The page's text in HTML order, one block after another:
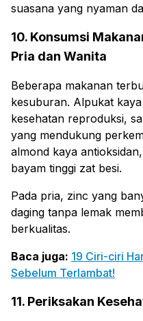
suasana yang nyaman
10. Konsumsi
Pria dan Wanita
Beberapa makanan
kesuburan. Alpukat
kesehatan reproduksi,
yang mendukung
almond kaya
bayam tinggi zat besi.
Pada pria, zinc yang
daging tanpa lemak
berkualitas.
Baca juga: 19 Ciri-ciri
Sebelum Terlambat!
11. Periksakan